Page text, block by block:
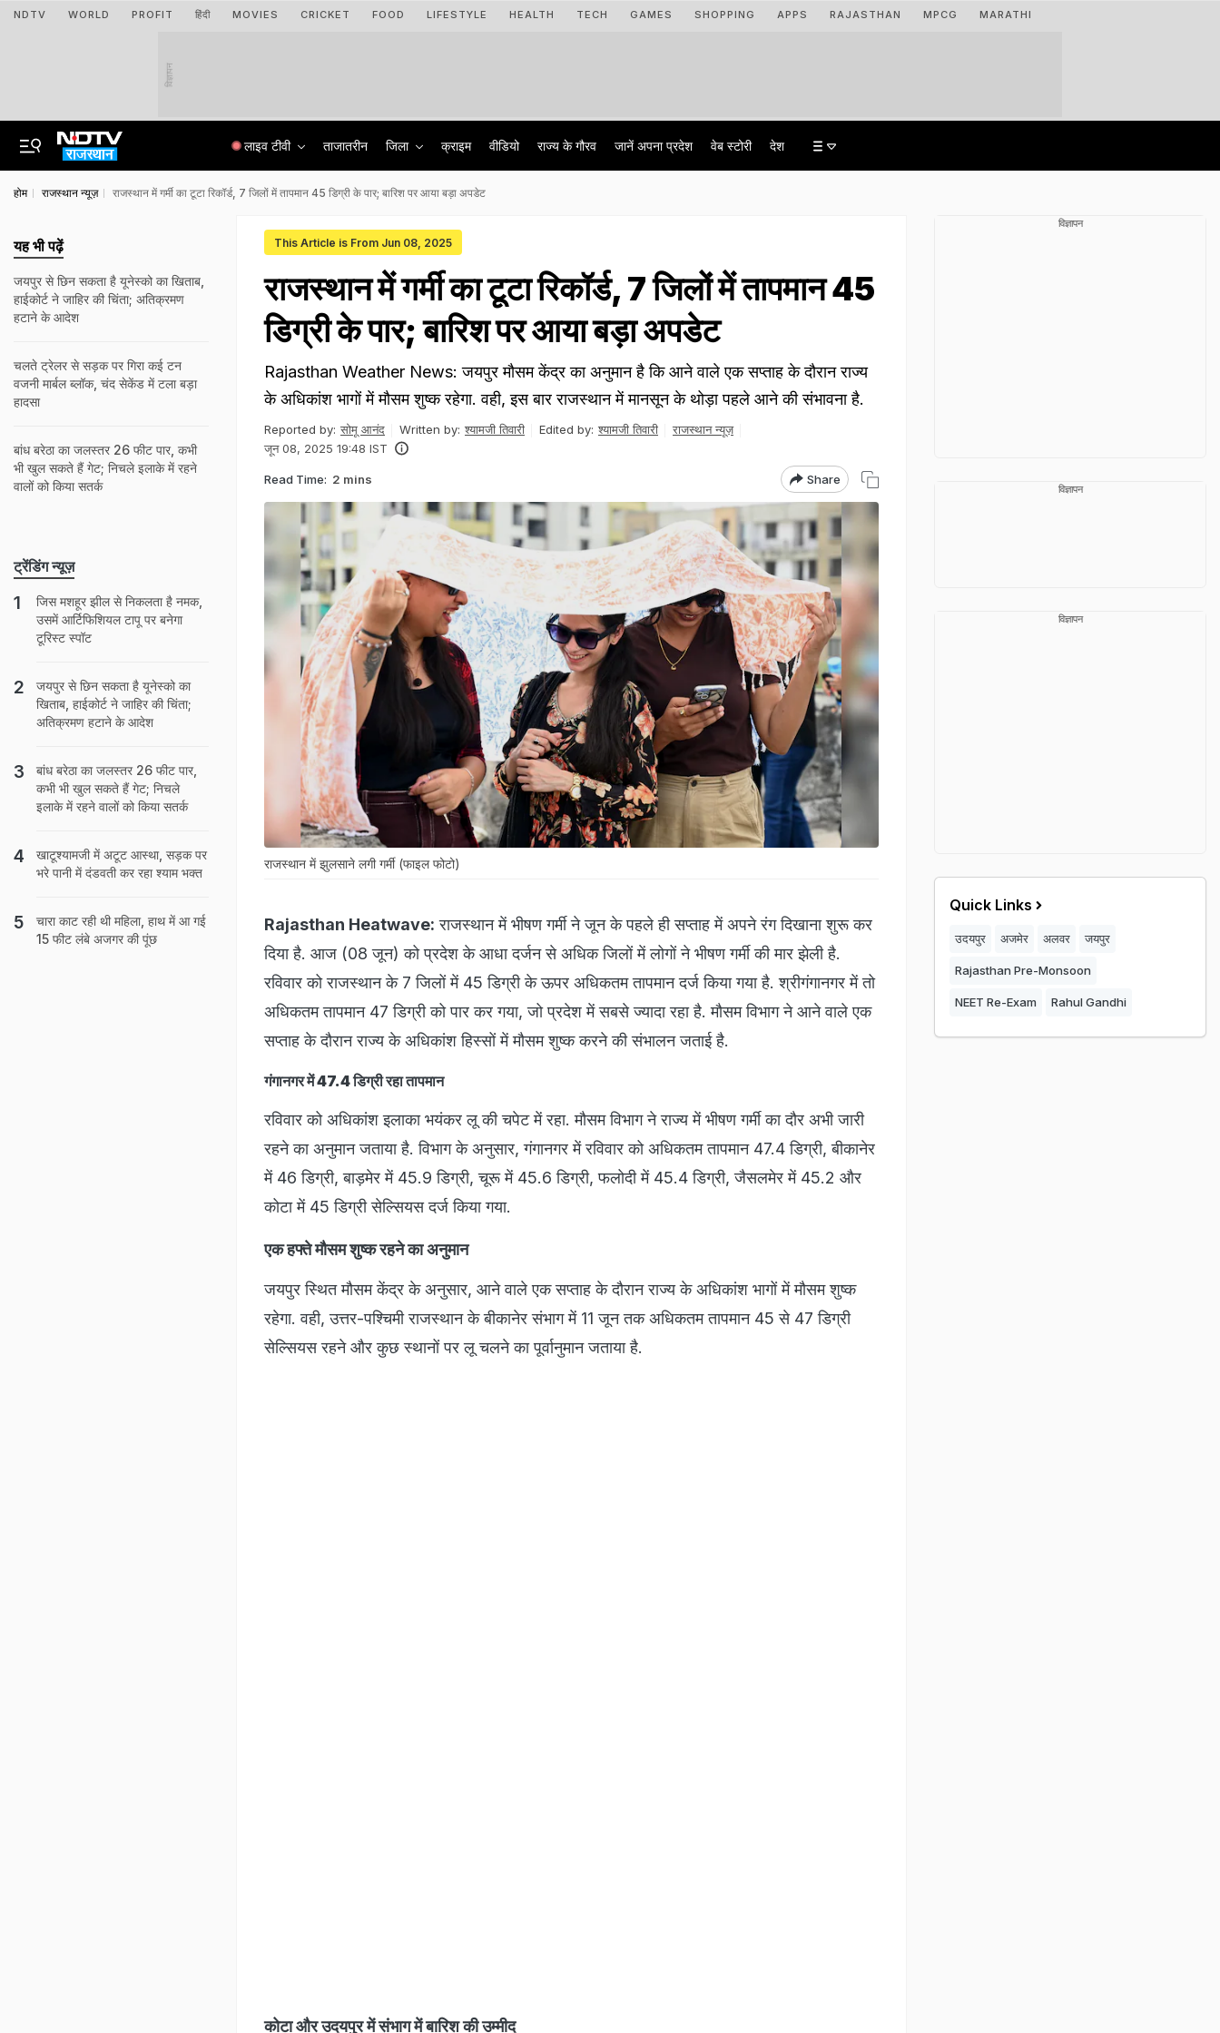
NDTV WORLD PROFIT हिंदी MOVIES CRICKET FOOD LIFESTYLE HEALTH TECH GAMES SHOPPING APPS RAJASTHAN MPCG MARATHI
विज्ञापन
लाइव टीवी ताजातरीन जिला क्राइम वीडियो राज्‍य के गौरव जानें अपना प्रदेश वेब स्टोरी देश
होम राजस्थान न्यूज़ राजस्थान में गर्मी का टूटा रिकॉर्ड, 7 जिलों में तापमान 45 डिग्री के पार; बारिश पर आया बड़ा अपडेट
This Article is From Jun 08, 2025
राजस्थान में गर्मी का टूटा रिकॉर्ड, 7 जिलों में तापमान 45
डिग्री के पार; बारिश पर आया बड़ा अपडेट
Rajasthan Weather News: जयपुर मौसम केंद्र का अनुमान है कि आने वाले एक सप्ताह के दौरान राज्य
के अधिकांश भागों में मौसम शुष्क रहेगा. वही, इस बार राजस्थान में मानसून के थोड़ा पहले आने की संभावना है.
Reported by: सोमू आनंद Written by: श्यामजी तिवारी Edited by: श्यामजी तिवारी
राजस्थान न्यूज़
जून 08, 2025 19:48 IST
Read Time: 2 mins Share
राजस्थान में झुलसाने लगी गर्मी (फाइल फोटो)
Rajasthan Heatwave: राजस्थान में भीषण गर्मी ने जून के पहले ही सप्ताह में अपने रंग दिखाना शुरू कर
दिया है. आज (08 जून) को प्रदेश के आधा दर्जन से अधिक जिलों में लोगों ने भीषण गर्मी की मार झेली है.
रविवार को राजस्थान के 7 जिलों में 45 डिग्री के ऊपर अधिकतम तापमान दर्ज किया गया है. श्रीगंगानगर में तो
अधिकतम तापमान 47 डिग्री को पार कर गया, जो प्रदेश में सबसे ज्यादा रहा है. मौसम विभाग ने आने वाले एक
सप्ताह के दौरान राज्य के अधिकांश हिस्सों में मौसम शुष्क करने की संभालन जताई है.
गंगानगर में 47.4 डिग्री रहा तापमान
रविवार को अधिकांश इलाका भयंकर लू की चपेट में रहा. मौसम विभाग ने राज्य में भीषण गर्मी का दौर अभी जारी
रहने का अनुमान जताया है. विभाग के अनुसार, गंगानगर में रविवार को अधिकतम तापमान 47.4 डिग्री, बीकानेर
में 46 डिग्री, बाड़मेर में 45.9 डिग्री, चूरू में 45.6 डिग्री, फलोदी में 45.4 डिग्री, जैसलमेर में 45.2 और
कोटा में 45 डिग्री सेल्सियस दर्ज किया गया.
एक हफ्ते मौसम शुष्क रहने का अनुमान
जयपुर स्थित मौसम केंद्र के अनुसार, आने वाले एक सप्ताह के दौरान राज्य के अधिकांश भागों में मौसम शुष्क
रहेगा. वही, उत्तर-पश्चिमी राजस्थान के बीकानेर संभाग में 11 जून तक अधिकतम तापमान 45 से 47 डिग्री
सेल्सियस रहने और कु‍छ स्थानों पर लू चलने का पूर्वानुमान जताया है.
कोटा और उदयपुर में संभाग में बारिश की उम्मीद
यह भी पढ़ें
जयपुर से छ‍ि‍न सकता है यूनेस्‍को का ख‍िताब,
हाईकोर्ट ने जाह‍िर की च‍िंता; अत‍िक्रमण
हटाने के आदेश
चलते ट्रेलर से सड़क पर गिरा कई टन
वजनी मार्बल ब्लॉक, चंद सेकेंड में टला बड़ा
हादसा
बांध बरेठा का जलस्तर 26 फीट पार, कभी
भी खुल सकते हैं गेट; न‍िचले इलाके में रहने
वालों को क‍िया सतर्क
ट्रेंडिंग न्यूज़
जिस मशहूर झील से निकलता है नमक,
उसमें आर्टिफिशियल टापू पर बनेगा
टूरिस्ट स्पॉट
जयपुर से छ‍ि‍न सकता है यूनेस्‍को का
ख‍िताब, हाईकोर्ट ने जाह‍िर की च‍िंता;
अत‍िक्रमण हटाने के आदेश
बांध बरेठा का जलस्तर 26 फीट पार,
कभी भी खुल सकते हैं गेट; न‍िचले
इलाके में रहने वालों को क‍िया सतर्क
खाटूश्‍यामजी में अटूट आस्था, सड़क पर
भरे पानी में दंडवती कर रहा श्‍याम भक्‍त
चारा काट रही थी महिला, हाथ में आ गई
15 फीट लंबे अजगर की पूंछ
विज्ञापन
विज्ञापन
विज्ञापन
Quick Links
उदयपुर अजमेर अलवर जयपुर
Rajasthan Pre-Monsoon
NEET Re-Exam Rahul Gandhi